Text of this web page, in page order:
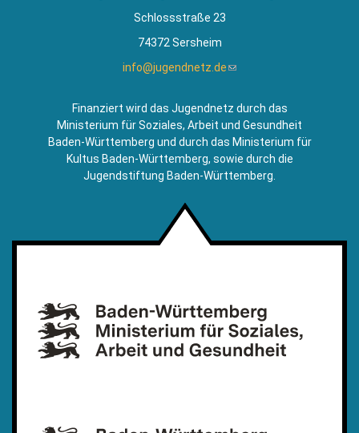
Schlossstraße 23
74372 Sersheim
info@jugendnetz.de(Link
Mail)
Finanziert wird das Jugendnetz durch das
Ministerium für Soziales, Arbeit und Gesundheit
Baden-Württemberg und durch das Ministerium für
Kultus Baden-Württemberg, sowie durch die
Jugendstiftung Baden-Württemberg.